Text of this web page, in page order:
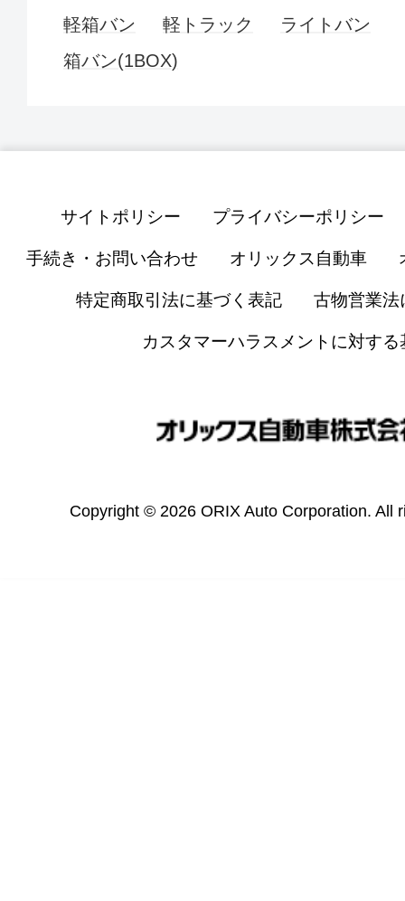
軽箱バン 軽トラック
ライトバン
箱バン(1BOX)
サイトポリシー プライバシーポリシー
手続き・お問い合わせ オリックス自動車
特定商取引法に基づく表記 古物営業法
カスタマーハラスメントに対する
Copyright © 2026 ORIX Auto Corporation. All